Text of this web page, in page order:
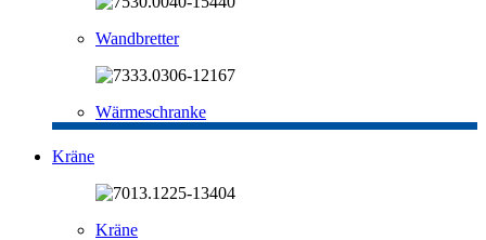
Wandbretter
Wärmeschranke
Kräne
Kräne